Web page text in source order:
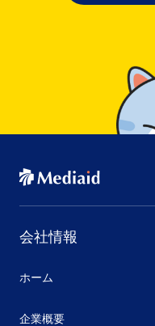
会社情報
ホーム
企業概要